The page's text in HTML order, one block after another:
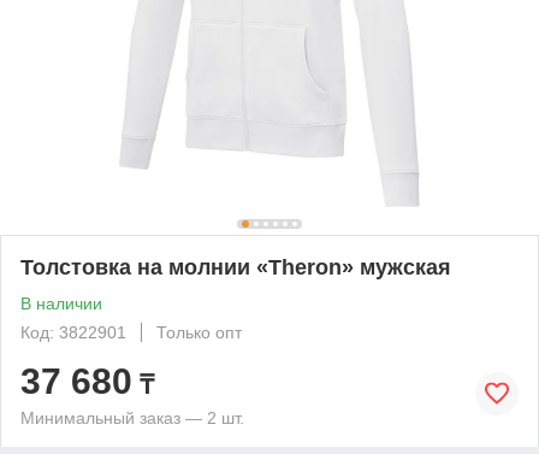
Толстовка на молнии «Theron» мужская
В наличии
Код: 3822901
Только опт
37 680 ₸
Минимальный заказ — 2 шт.